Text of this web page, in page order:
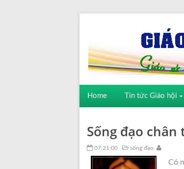
Home Tin tức Giáo hội
Sống đạo chân
07:21:00 sống đạo
Có